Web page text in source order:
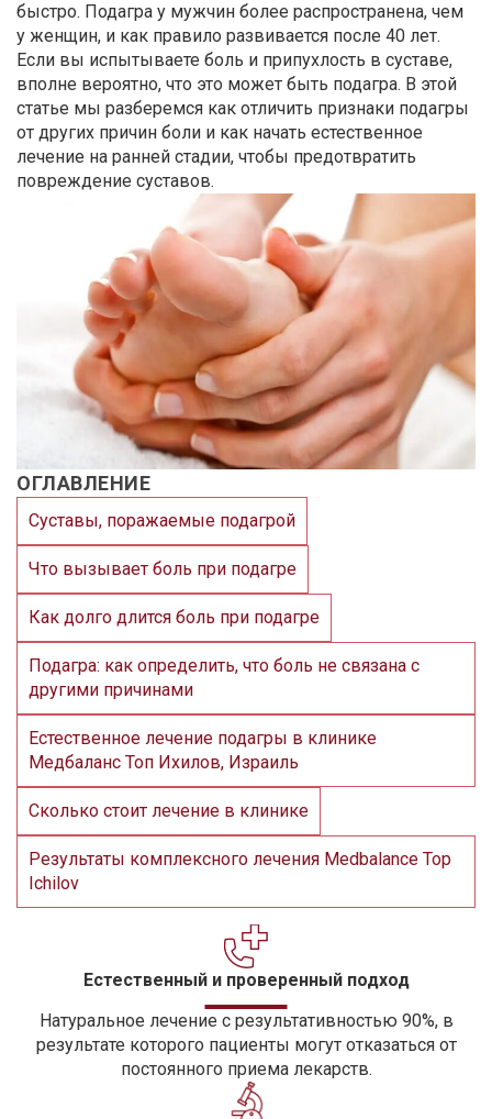
быстро. Подагра у мужчин более распространена, чем
у женщин, и как правило развивается после 40 лет.
Если вы испытываете боль и припухлость в суставе,
вполне вероятно, что это может быть подагра. В этой
статье мы разберемся как отличить признаки подагры
от других причин боли и как начать естественное
лечение на ранней стадии, чтобы предотвратить
повреждение суставов.
ОГЛАВЛЕНИЕ
Суставы, поражаемые подагрой
Что вызывает боль при подагре
Как долго длится боль при подагре
Подагра: как определить, что боль не связана с
другими причинами
Естественное лечение подагры в клинике
Медбаланс Топ Ихилов, Израиль
Сколько стоит лечение в клинике
Результаты комплексного лечения Medbalance Top
Ichilov
Естественный и проверенный подход
Натуральное лечение с результативностью 90%, в
результате которого пациенты могут отказаться от
постоянного приема лекарств.